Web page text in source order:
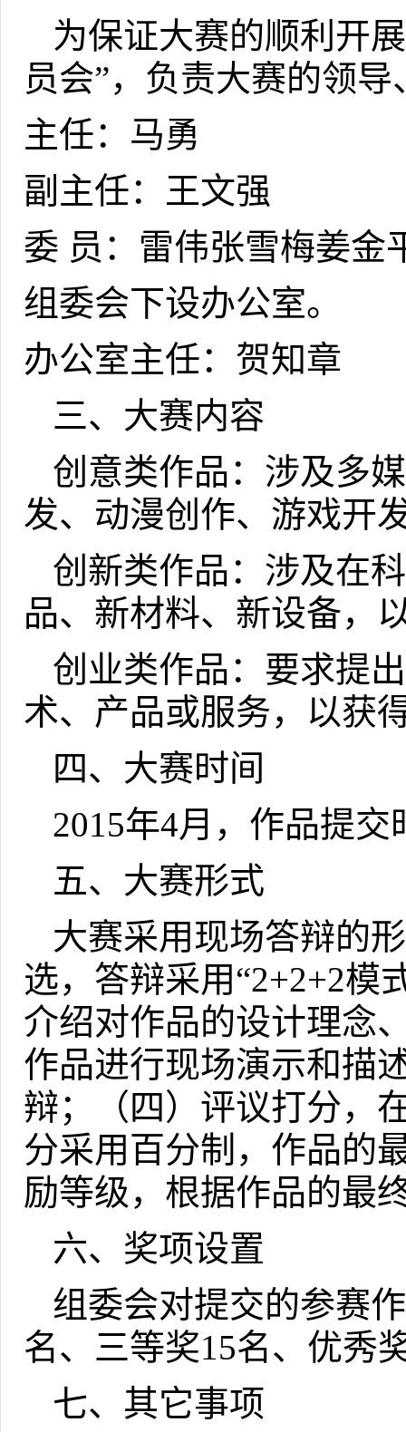
为保证大赛的顺利开
员会”，负责大赛的领
主任：马勇
副主任：王文强
委 员：雷伟张雪梅姜金
组委会下设办公室。
办公室主任：贺知章
三、大赛内容
创意类作品：涉及多
发、动漫创作、游戏开
创新类作品：涉及在
品、新材料、新设备，
创业类作品：要求提
术、产品或服务，以获
四、大赛时间
2015年4月，作品提交
五、大赛形式
大赛采用现场答辩的
选，答辩采用“2+2+2模
介绍对作品的设计理念
作品进行现场演示和描
辩；（四）评议打分，
分采用百分制，作品的
励等级，根据作品的最
六、奖项设置
组委会对提交的参赛
名、三等奖15名、优秀
七、其它事项